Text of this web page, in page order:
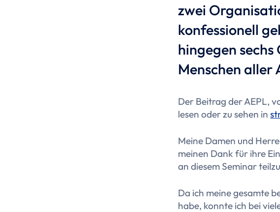
zwei
konfessionell
hingegen
Menschen
Der Beitrag der AEPL,
lesen oder zu sehen in
Meine Damen und
meinen Dank für ihre
an diesem Seminar
Da ich meine gesamte
habe, konnte ich bei